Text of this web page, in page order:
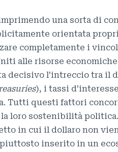
una sorta di
orientata
completamente i
alle risorse
decisivo l’intreccio tra il
), i tassi
Tutti questi fattori
loro sostenibilità
in cui il dollaro non
inserito in un